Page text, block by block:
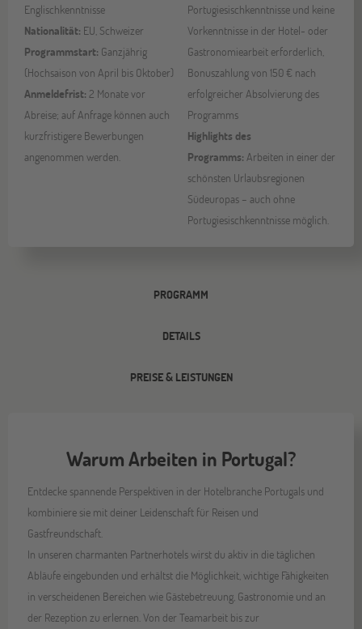
Englischkenntnisse
Nationalität: EU, Schweizer
Programmstart: Ganzjährig
(Hochsaison von April bis Oktober)
Anmeldefrist: 2 Monate vor
Abreise; auf Anfrage können auch
kurzfristigere Bewerbungen
angenommen werden.
Portugiesischkenntnisse und keine
Vorkenntnisse in der Hotel- oder
Gastronomiearbeit erforderlich,
Bonuszahlung von 150 € nach
erfolgreicher Absolvierung des
Programms
Highlights des
Programms: Arbeiten in einer der
schönsten Urlaubsregionen
Südeuropas – auch ohne
Portugiesischkenntnisse möglich.
PROGRAMM
DETAILS
PREISE & LEISTUNGEN
Warum Arbeiten in Portugal?
Entdecke spannende Perspektiven in der Hotelbranche Portugals und
kombiniere sie mit deiner Leidenschaft für Reisen und
Gastfreundschaft.
In unseren charmanten Partnerhotels wirst du aktiv in die täglichen
Abläufe eingebunden und erhältst die Möglichkeit, wichtige Fähigkeiten
in verscheidenen Bereichen wie Gästebetreuung, Gastronomie und an
der Rezeption zu erlernen. Von der Teamarbeit bis zur